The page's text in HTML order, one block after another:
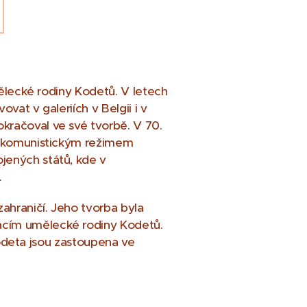
rodiny Kodetů. V letech
v galeriích v Belgii i v
ve své tvorbě. V 70.
režimem
států, kde v
Jeho tvorba byla
umělecké rodiny Kodetů.
jsou zastoupena ve